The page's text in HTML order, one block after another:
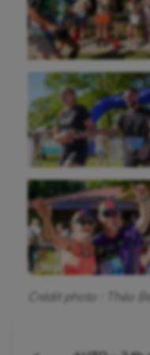
Voile
Wakeboard
Water-polo
Crédit photo : Théo